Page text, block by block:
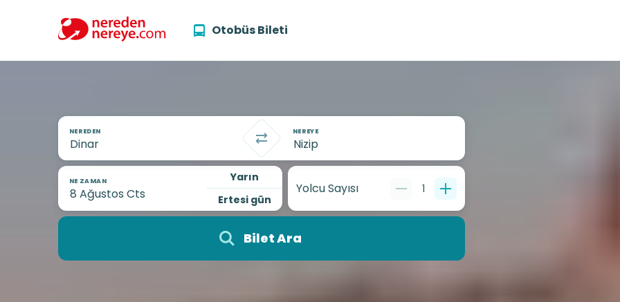
Otobüs Bileti
NEREDEN NEREYE
NE ZAMAN
Yarın
Ertesi gün
Yolcu Sayısı 1
Bilet Ara